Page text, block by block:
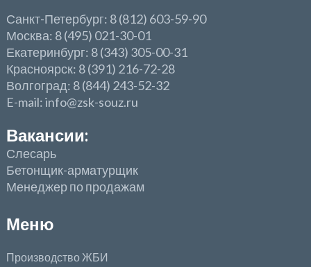
Санкт-Петербург: 8 (812) 603-59-90
Москва: 8 (495) 021-30-01
Екатеринбург: 8 (343) 305-00-31
Красноярск: 8 (391) 216-72-28
Волгоград: 8 (844) 243-52-32
E-mail: info@zsk-souz.ru
Вакансии:
Слесарь
Бетонщик-арматурщик
Менеджер по продажам
Меню
Производство ЖБИ